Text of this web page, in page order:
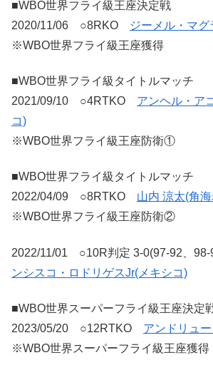
■WBO世界フライ級王座決定戦
2020/11/06 ○8RKO
ジーメル・マグ
※WBO世界フライ級王座獲得
■WBO世界フライ級タイトルマッチ
2021/09/10 ○4RTKO アンヘル・ア
コ)
※WBO世界フライ級王座防衛①
■WBO世界フライ級タイトルマッチ
2022/04/09 ○8RTKO 山内 涼太(角
※WBO世界フライ級王座防衛②
2022/11/01 ○10R判定 3-0(97-92、
ンシスコ・ロドリゲスJr(メキシコ)
■WBO世界スーパーフライ級王座決定
2023/05/20 ○12RTKO アンドリュ
※WBO世界スーパーフライ級王座獲得